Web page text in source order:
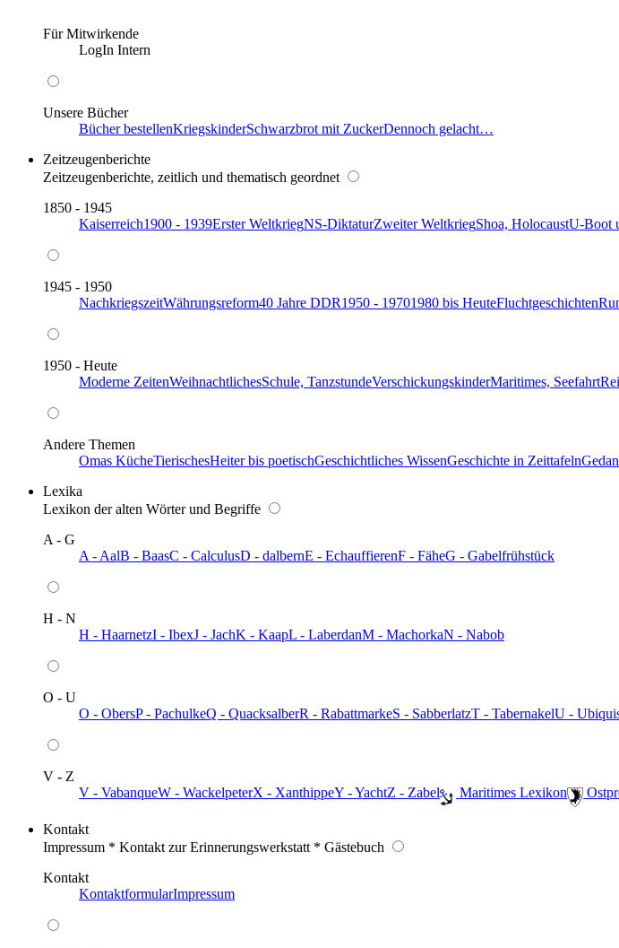
Für Mitwirkende
LogIn Intern
Unsere Bücher
Bücher bestellenKriegskinderSchwarzbrot mit ZuckerDennoch gelacht…
Zeitzeugenberichte
Zeitzeugenberichte, zeitlich und thematisch geordnet
1850 - 1945
Kaiserreich1900 - 1939Erster WeltkriegNS-DiktaturZweiter WeltkriegShoa, HolocaustU-Boot
1945 - 1950
NachkriegszeitWährungsreform40 Jahre DDR1950 - 19701980 bis HeuteFluchtgeschichten
1950 - Heute
Moderne ZeitenWeihnachtlichesSchule, TanzstundeVerschickungskinderMaritimes, Seefahrt
Andere Themen
Omas KücheTierischesHeiter bis poetischGeschichtliches WissenGeschichte in Zeittafeln
Lexika
Lexikon der alten Wörter und Begriffe
A - G
A - AalB - BaasC - CalculusD - dalbernE - EchauffierenF - FäheG - Gabelfrühstück
H - N
H - HaarnetzI - IbexJ - JachK - KaapL - LaberdanM - MachorkaN - Nabob
O - U
O - ObersP - PachulkeQ - QuacksalberR - RabattmarkeS - SabberlatzT - TabernakelU -
V - Z
V - VabanqueW - WackelpeterX - XanthippeY - YachtZ - Zabel ️ Maritimes Lexikon
Kontakt
Impressum * Kontakt zur Erinnerungswerkstatt * Gästebuch
Kontakt
KontaktformularImpressum